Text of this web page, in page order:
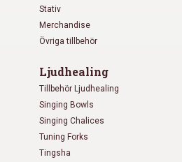
Stativ
Merchandise
Övriga tillbehör
Ljudhealing
Tillbehör Ljudhealing
Singing Bowls
Singing Chalices
Tuning Forks
Tingsha